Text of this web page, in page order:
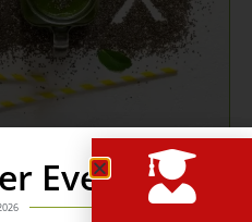
Event